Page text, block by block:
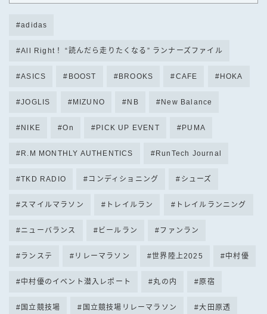
adidas
All Right！ “読んだら走りたくなる” ランナーズファイル
ASICS BOOST BROOKS CAFE HOKA
JOGLIS MIZUNO NB New Balance
NIKE On PICK UP EVENT PUMA
R.M MONTHLY AUTHENTICS RunTech Journal
TKD RADIO コンディショニング シューズ
スマイルマラソン トレイルラン トレイルランニング
ニューバランス ビールラン ファンラン
ランステ リレーマラソン 世界陸上2025 中村優
中村優のイベント潜入レポート 丸の内 原宿
国立競技場 国立競技場リレーマラソン 大田原透